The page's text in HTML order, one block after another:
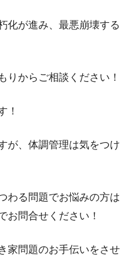
化が進み、最悪崩壊する
りからご相談ください！
！
が、体調管理は気をつけ
わる問題でお悩みの方は
お問合せください！
家問題のお手伝いをさせ